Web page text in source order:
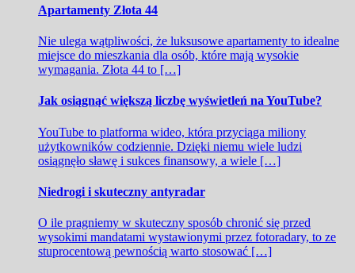
Apartamenty Złota 44
Nie ulega wątpliwości, że luksusowe apartamenty to idealne
miejsce do mieszkania dla osób, które mają wysokie
wymagania. Złota 44 to […]
Jak osiągnąć większą liczbę wyświetleń na YouTube?
YouTube to platforma wideo, która przyciąga miliony
użytkowników codziennie. Dzięki niemu wiele ludzi
osiągnęło sławę i sukces finansowy, a wiele […]
Niedrogi i skuteczny antyradar
O ile pragniemy w skuteczny sposób chronić się przed
wysokimi mandatami wystawionymi przez fotoradary, to ze
stuprocentową pewnością warto stosować […]